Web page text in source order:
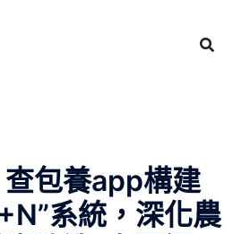
包養app構建
系統，深化農